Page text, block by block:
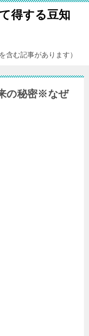
得する豆知
含む記事があります）
の秘密※なぜ